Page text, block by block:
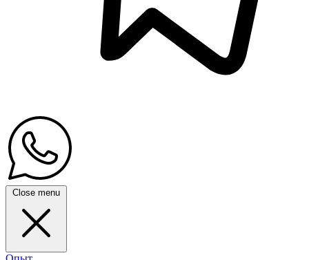
Close menu